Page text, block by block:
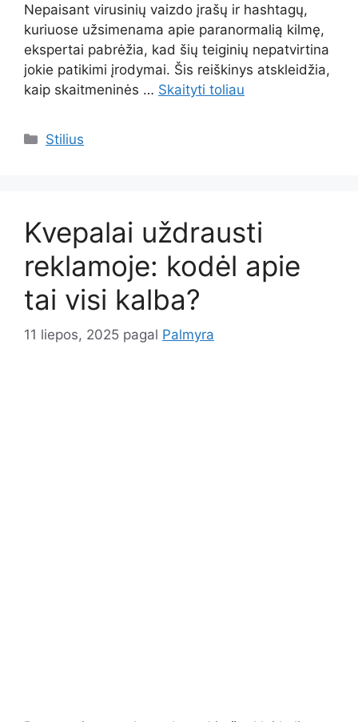
Nepaisant virusinių vaizdo įrašų ir hashtagų,
kuriuose užsimenama apie paranormalią kilmę,
ekspertai pabrėžia, kad šių teiginių nepatvirtina
jokie patikimi įrodymai. Šis reiškinys atskleidžia,
kaip skaitmeninės … Skaityti toliau
Kategorijos
Stilius
Kvepalai uždrausti
reklamoje: kodėl apie
tai visi kalba?
11 liepos, 2025 pagal Palmyra